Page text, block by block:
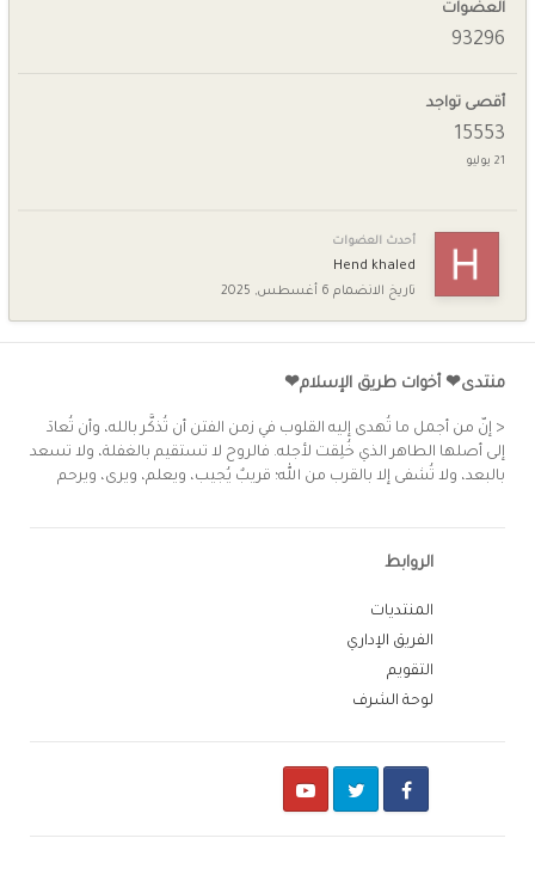
العضوات
93296
أقصى تواجد
15553
21 يوليو
أحدث العضوات
Hend khaled
تاريخ الانضمام 6 أغسطس, 2025
منتدى❤ أخوات طريق الإسلام❤
< إنّ من أجمل ما تُهدى إليه القلوب في زمن الفتن أن تُذكَّر بالله، وأن تُعادَ
إلى أصلها الطاهر الذي خُلِقت لأجله. فالروح لا تستقيم بالغفلة، ولا تسعد
بالبعد، ولا تُشفى إلا بالقرب من الله؛ قريبٌ يُجيب، ويعلم، ويرى، ويرحم
الروابط
المنتديات
الفريق الإداري
التقويم
لوحة الشرف
Facebook
Twitter